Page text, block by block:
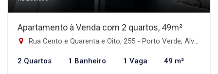
Apartamento à Venda com 2 quartos, 49m²
Rua Cento e Quarenta e Oito, 255 - Porto Verde, Alvorada-RS
2 Quartos 1 Banheiro 1 Vaga 49 m²